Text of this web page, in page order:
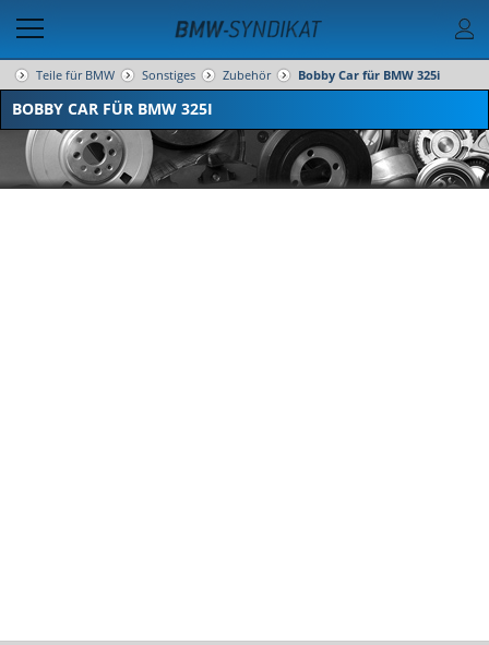
Teile für BMW Sonstiges Zubehör Bobby Car für BMW 325i
BOBBY CAR FÜR BMW 325I